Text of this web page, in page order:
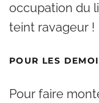
occupation du
teint ravageur !
POUR LES
Pour faire